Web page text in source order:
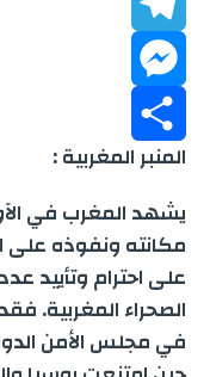
o
kr
a
s
A
p
p
k
e
d
I
T
l
e
g
r
e
s
s
e
S
h
a
r
المنبر المغربية :
يشهد المغرب في
مكانته ونفوذه على
على احترام
الصحراء المغربية.
في مجلس الأمن